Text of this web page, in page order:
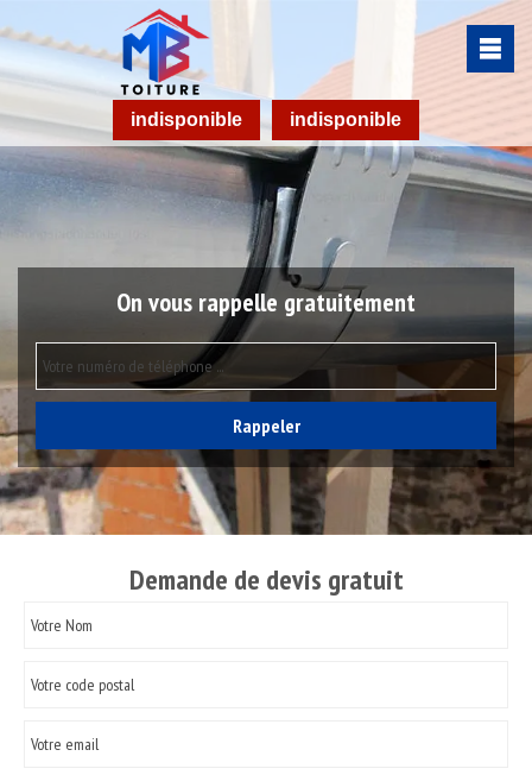
indisponible indisponible
On vous rappelle gratuitement
Demande de devis gratuit